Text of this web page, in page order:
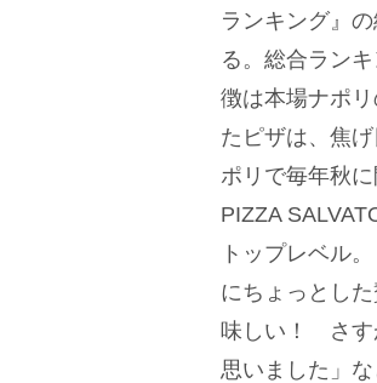
ランキング』
る。総合ラン
徴は本場ナポ
たピザは、焦
ポリで毎年秋
PIZZA
トップレベル
にちょっとし
味しい！ さす
思いました」